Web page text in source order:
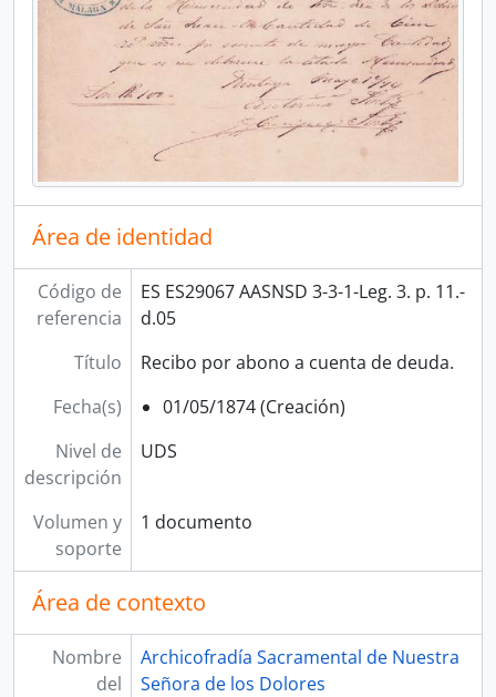
Área de identidad
Código de
referencia
ES ES29067 AASNSD 3-3-1-Leg. 3. p. 11.-
d.05
Título
Recibo por abono a cuenta de deuda.
Fecha(s)
01/05/1874 (Creación)
Nivel de
descripción
UDS
Volumen y
soporte
1 documento
Área de contexto
Nombre
del
Archicofradía Sacramental de Nuestra
Señora de los Dolores